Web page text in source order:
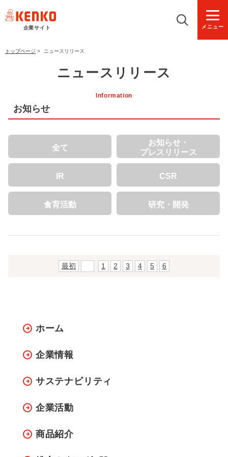
企業サイト メニュー
トップページ > ニュースリリース
ニュースリリース
Information
お知らせ
全て
お知らせ・
プレスリリース
IR CSR
食育活動 研究・開発
最初 1 2 3 4 5 6
ホーム
企業情報
サステナビリティ
企業活動
商品紹介